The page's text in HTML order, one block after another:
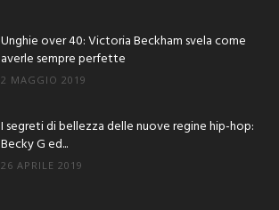
Unghie over 40: Victoria Beckham svela come
averle sempre perfette
2 MAGGIO 2019
I segreti di bellezza delle nuove regine hip-hop:
Becky G ed...
26 APRILE 2019